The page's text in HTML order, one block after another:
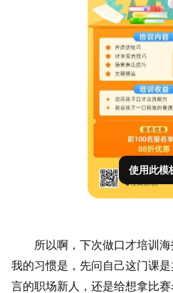
使用此模
所以啊，下次做口才培训
我的习惯是，先问自己这门课
言的职场新人，还是给想拿比